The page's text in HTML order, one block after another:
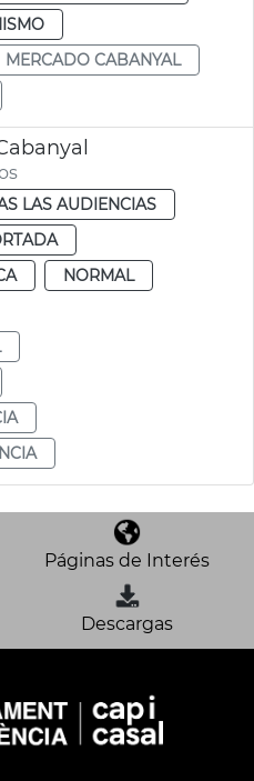
MERCADO CABANYAL
LAS AUDIENCIAS
NORMAL
Páginas de Interés
Descargas